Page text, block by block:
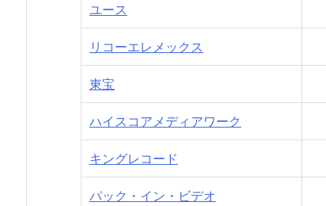
ユース
リコーエレメックス
東宝
ハイスコアメディアワーク
キングレコード
パック・イン・ビデオ